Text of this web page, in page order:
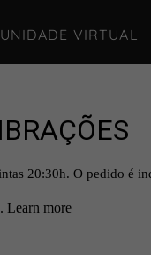
UNIDADE VIRTUAL